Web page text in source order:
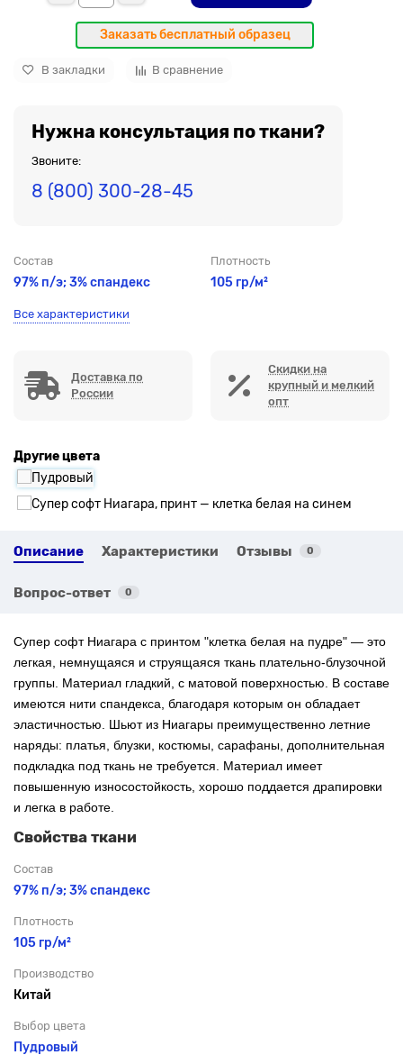
Заказать бесплатный образец
В закладки В сравнение
Нужна консультация по ткани?
Звоните:
8 (800) 300-28-45
Состав
97% п/э; 3% спандекс
Плотность
105 гр/м²
Все характеристики
Доставка по
России
Скидки на
крупный и мелкий
опт
Другие цвета
Описание Характеристики Отзывы 0
Вопрос-ответ 0
Супер софт Ниагара с принтом "клетка белая на пудре" — это
легкая, немнущаяся и струящаяся ткань плательно-блузочной
группы. Материал гладкий, с матовой поверхностью. В составе
имеются нити спандекса, благодаря которым он обладает
эластичностью. Шьют из Ниагары преимущественно летние
наряды: платья, блузки, костюмы, сарафаны, дополнительная
подкладка под ткань не требуется. Материал имеет
повышенную износостойкость, хорошо поддается драпировки
и легка в работе.
Свойства ткани
Состав
97% п/э; 3% спандекс
Плотность
105 гр/м²
Производство
Китай
Выбор цвета
Пудровый